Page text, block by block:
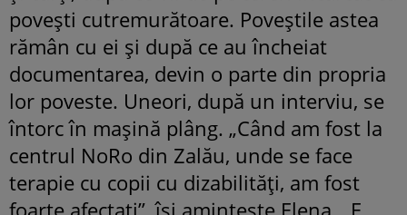
povești cutremurătoare. Poveștile astea
rămân cu ei și după ce au încheiat
documentarea, devin o parte din propria
lor poveste. Uneori, după un interviu, se
întorc în mașină plâng. „Când am fost la
centrul NoRo din Zalău, unde se face
terapie cu copii cu dizabilități, am fost